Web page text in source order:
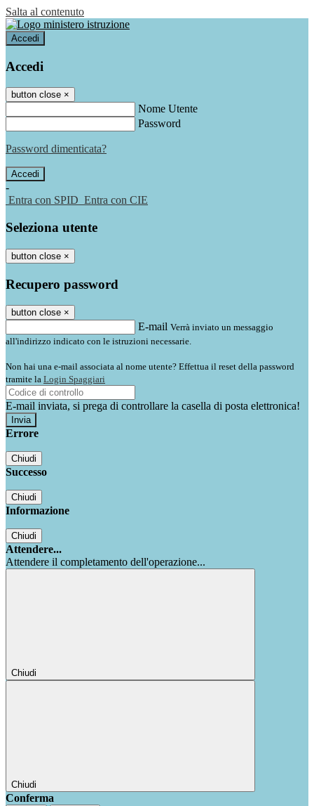
Salta al contenuto
Accedi
Accedi
button close ×
Nome Utente
Password
Password dimenticata?
-
Entra con SPID Entra con CIE
Seleziona utente
button close ×
Recupero password
button close ×
E-mail Verrà inviato un messaggio
all'indirizzo indicato con le istruzioni necessarie.
Non hai una e-mail associata al nome utente? Effettua il reset della password
tramite la Login Spaggiari
E-mail inviata, si prega di controllare la casella di posta elettronica!
Errore
Chiudi
Successo
Chiudi
Informazione
Chiudi
Attendere...
Attendere il completamento dell'operazione...
Chiudi
Chiudi
Conferma